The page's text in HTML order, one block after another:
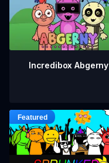
Incredibox Abgerny